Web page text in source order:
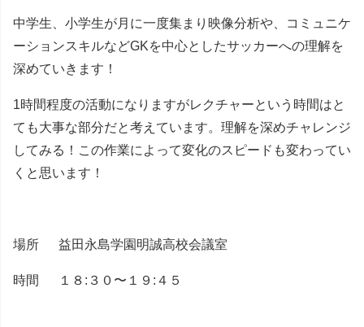
中学生、小学生が月に一度集まり映像分析や、コミュニケ
ーションスキルなどGKを中心としたサッカーへの理解を
深めていきます！
1時間程度の活動になりますがレクチャーという時間はと
ても大事な部分だと考えています。理解を深めチャレンジ
してみる！この作業によって変化のスピードも変わってい
くと思います！
場所 益田永島学園明誠高校会議室
時間 １８:３０〜１９:４５